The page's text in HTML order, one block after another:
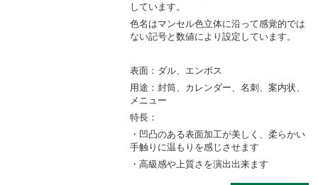
しています。
色名はマンセル色立体に沿って感覚的では
ない記号と数値により設定しています。
表面：ダル、エンボス
用途：封筒、カレンダー、名刺、案内状、
メニュー
特長：
・凹凸のある表面加工が美しく、柔らかい
手触りに温もりを感じさせます
・高級感や上質さを演出出来ます